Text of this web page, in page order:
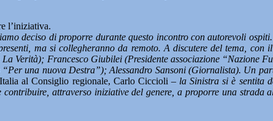
l’iniziativa.
deciso di proporre durante questo incontro con autorevoli
ma si collegheranno da remoto. A discutere del tema,
Verità); Francesco Giubilei (Presidente associazione “Nazione
una nuova Destra”); Alessandro Sansoni (Giornalista). Un
al Consiglio regionale, Carlo Ciccioli – la Sinistra si è sentita
attraverso iniziative del genere, a proporre una strada